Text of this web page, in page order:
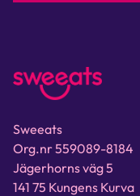
Sweeats
Org.nr 559089-8184
Jägerhorns väg 5
141 75 Kungens Kurva